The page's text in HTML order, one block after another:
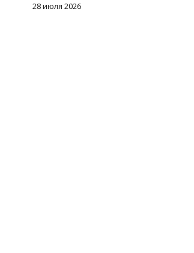
28 июля 2026